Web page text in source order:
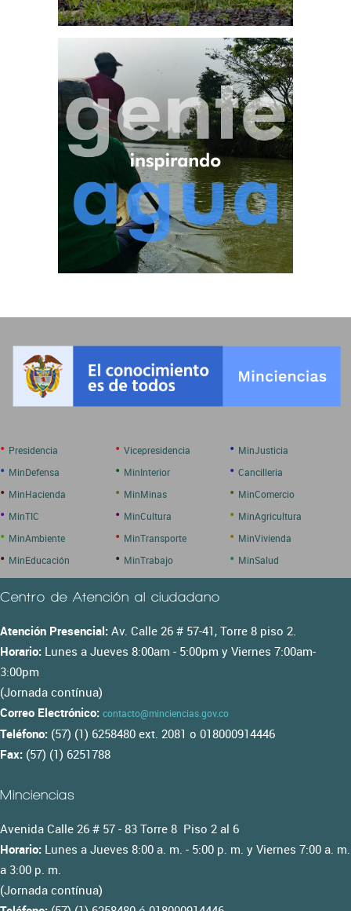
• Presidencia • Vicepresidencia • MinJusticia
• MinDefensa • MinInterior • Cancilleria
• MinHacienda • MinMinas • MinComercio
• MinTIC • MinCultura • MinAgricultura
• MinAmbiente • MinTransporte • MinVivienda
• MinEducación • MinTrabajo • MinSalud
Centro de Atención al ciudadano
Atención Presencial: Av. Calle 26 # 57-41, Torre 8 piso 2.
Horario: Lunes a Jueves 8:00am - 5:00pm y Viernes 7:00am-
3:00pm
(Jornada contínua)
Correo Electrónico: contacto@minciencias.gov.co
Teléfono: (57) (1) 6258480 ext. 2081 o 018000914446
Fax: (57) (1) 6251788
Minciencias
Avenida Calle 26 # 57 - 83 Torre 8 Piso 2 al 6
Horario: Lunes a Jueves 8:00 a. m. - 5:00 p. m. y Viernes 7:00 a. m.
a 3:00 p. m.
(Jornada contínua)